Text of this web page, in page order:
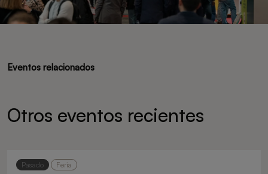
Eventos relacionados
Otros eventos recientes
Pasado Feria